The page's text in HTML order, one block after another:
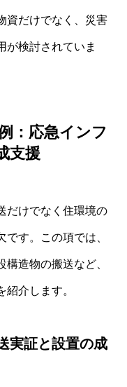
資だけでなく、災害
が検討されていま
：応急インフ
支援
だけでなく住環境の
す。この項では、
構造物の搬送など、
介します。
実証と設置の成